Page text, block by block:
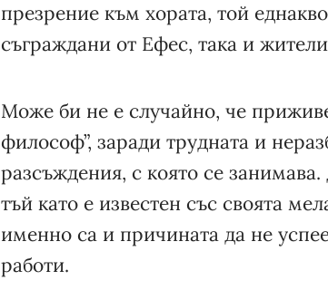
презрение към хората, той
съграждани от Ефес, така и
Може би не е случайно, че
философ”, заради трудната и
разсъждения, с която се
тъй като е известен със своята
именно са и причината да не
работи.